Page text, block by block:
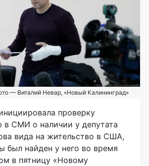
— Виталий Невар, «Новый Калининград»
проверку
в СМИ о наличии у депутата
вида на жительство в США,
был найден у него во время
в пятницу «Новому